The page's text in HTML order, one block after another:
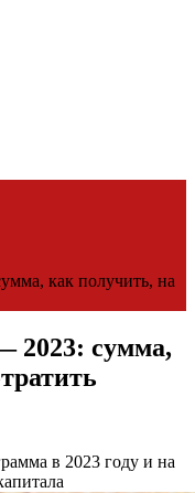
как получить, на
2023: сумма,
в 2023 году и на